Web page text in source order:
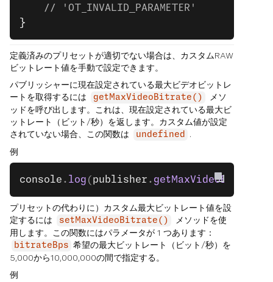
    // 'OT_INVALID_PARAMETER'
}
定義済みのプリセットが適切でない場合は、カスタムRAW
ビットレート値を手動で設定できます。
パブリッシャーに現在設定されている最大ビデオビットレ
ートを取得するには
getMaxVideoBitrate()
メソ
ッドを呼び出します。これは、現在設定されている最大ビ
ットレート（ビット/秒）を返します。カスタム値が設定
されていない場合、この関数は
undefined
.
例
console . log ( publisher . getMaxVideoBitrate
プリセットの代わりに）カスタム最大ビットレート値を設
定するには
setMaxVideoBitrate()
メソッドを使
用します。この関数にはパラメータが 1 つあります：
bitrateBps 希望の最大ビットレート（ビット/秒）を
5,000から10,000,000の間で指定する。
例